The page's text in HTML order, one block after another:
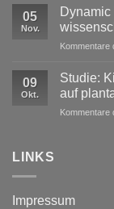
05
Nov.
Kommentare
09
Okt.
Studie:
auf
Kommentare
LINKS
Impressum